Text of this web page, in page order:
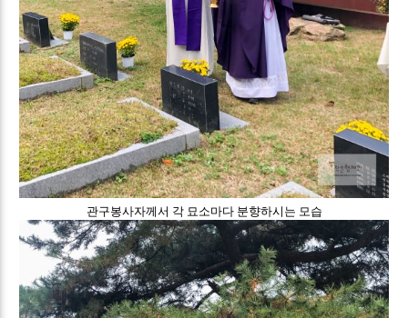
관구봉사자께서 각 묘소마다 분향하시는 모습